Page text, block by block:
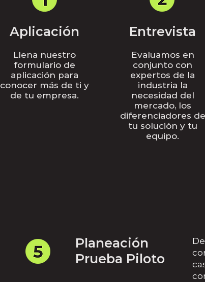
Aplicación
Llena nuestro
formulario de
aplicación para
conocer más de ti y
de tu empresa.
Entrevista
Evaluamos en
conjunto con
expertos de la
industria la
necesidad del
mercado, los
diferenciadores de
tu solución y tu
equipo.
Planeación
Prueba Piloto